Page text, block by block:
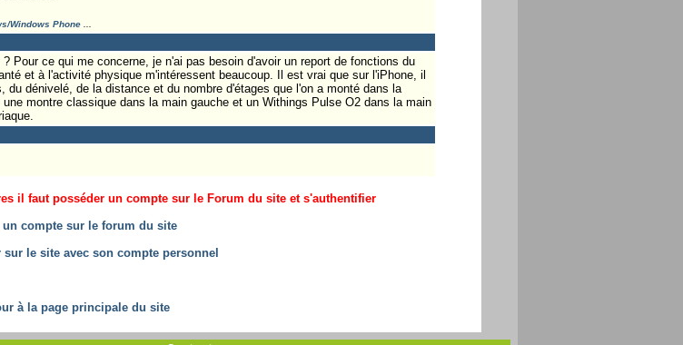
Windows Phone...
Pour ce qui me concerne, je n'ai pas besoin d'avoir un report de fonctions du
et à l'activité physique m'intéressent beaucoup. Il est vrai que sur l'iPhone, il
dénivelé, de la distance et du nombre d'étages que l'on a monté dans la
montre classique dans la main gauche et un Withings Pulse O2 dans la main
il faut posséder un compte sur le Forum du site et s'authentifier
un compte sur le forum du site
sur le site avec son compte personnel
à la page principale du site